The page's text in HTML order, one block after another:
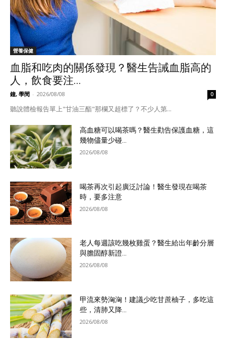
營養保健
血脂和吃肉的關係發現？醫生告誡血脂高的
人，飲食要注...
鐘, 學閔 - 2026/08/08 0
聽說體檢報告單上"甘油三酯"那欄又超標了？不少人第...
高血糖可以喝茶嗎？醫生勸告保護血糖，這
幾物儘量少碰...
2026/08/08
喝茶再次引起廣泛討論！醫生發現在喝茶
時，要多注意
2026/08/08
老人每週該吃幾枚雞蛋？醫生給出年齡分層
與膽固醇新證...
2026/08/08
甲流來勢洶洶！建議少吃甘蔗柚子，多吃這
些，清肺又降...
2026/08/08